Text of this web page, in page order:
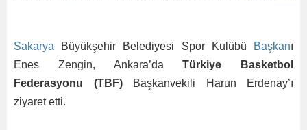
Sakarya Büyükşehir Belediyesi Spor Kulübü Başkanı
Enes Zengin, Ankara’da Türkiye Basketbol
Federasyonu (TBF)
Başkanvekili Harun Erdenay’ı
ziyaret etti.